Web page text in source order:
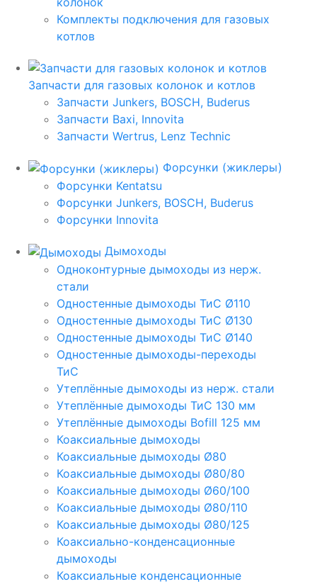
Комплекты подключения для газовых
котлов
Запчасти для газовых колонок и котлов
Запчасти Junkers, BOSCH, Buderus
Запчасти Baxi, Innovita
Запчасти Wertrus, Lenz Technic
Форсунки (жиклеры)
Форсунки Kentatsu
Форсунки Junkers, BOSCH, Buderus
Форсунки Innovita
Дымоходы
Одноконтурные дымоходы из нерж.
стали
Одностенные дымоходы ТиС Ø110
Одностенные дымоходы ТиС Ø130
Одностенные дымоходы ТиС Ø140
Одностенные дымоходы-переходы
ТиС
Утеплённые дымоходы из нерж. стали
Утеплённые дымоходы ТиС 130 мм
Утеплённые дымоходы Bofill 125 мм
Коаксиальные дымоходы
Коаксиальные дымоходы Ø80
Коаксиальные дымоходы Ø80/80
Коаксиальные дымоходы Ø60/100
Коаксиальные дымоходы Ø80/110
Коаксиальные дымоходы Ø80/125
Коаксиально-конденсационные
дымоходы
Коаксиальные конденсационные